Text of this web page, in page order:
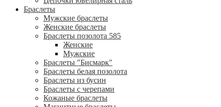
Браслеты
Мужские браслеты
Женские браслеты
Браслеты позолота 585
Женские
Мужские
Браслеты "Бисмарк"
Браслеты белая позолота
Браслеты из бусин
Браслеты с черепами
Кожаные браслеты